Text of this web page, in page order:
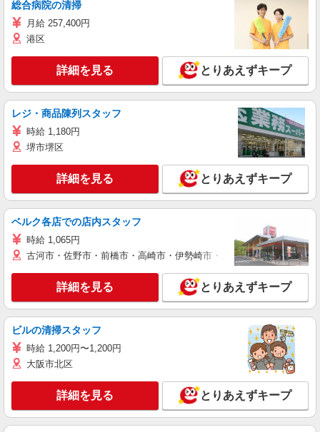
総合病院の清掃
月給 257,400円
港区
詳細を見る とりあえずキープ
レジ・商品陳列スタッフ
時給 1,180円
堺市堺区
詳細を見る とりあえずキープ
ベルク各店での店内スタッフ
時給 1,065円
古河市・佐野市・前橋市・高崎市・伊勢崎市・太田市・館林市・藤
詳細を見る とりあえずキープ
ビルの清掃スタッフ
時給 1,200円〜1,200円
大阪市北区
詳細を見る とりあえずキープ